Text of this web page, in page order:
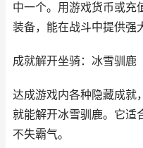
中一个。用游戏货币或充
装备，能在战斗中提供强
成就解开坐骑：冰雪驯鹿
达成游戏内各种隐藏成就
就能解开冰雪驯鹿。它适
不失霸气。